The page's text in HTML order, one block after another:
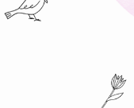
婚
お見合いの